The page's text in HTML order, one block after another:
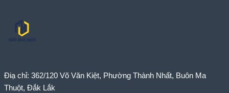
Điạ chỉ: 362/120 Võ Văn Kiệt, Phường Thành Nhất, Buôn Ma
Thuột, Đắk Lắk